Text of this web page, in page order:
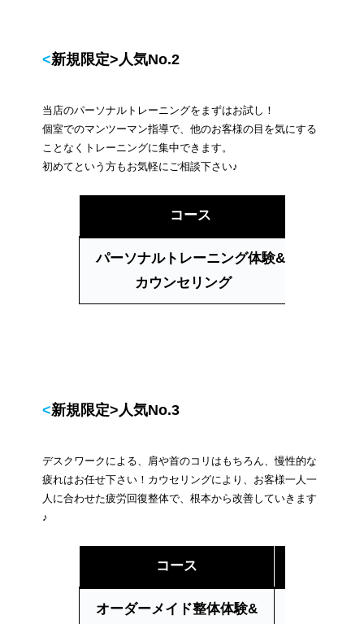
<新規限定>人気No.2
当店のパーソナルトレーニングをまずはお試し！
個室でのマンツーマン指導で、他のお客様の目を気にする
ことなくトレーニングに集中できます。
初めてという方もお気軽にご相談下さい♪
コース
パーソナルトレーニング体験&
カウンセリング
<新規限定>人気No.3
デスクワークによる、肩や首のコリはもちろん、慢性的な
疲れはお任せ下さい！カウセリングにより、お客様一人一
人に合わせた疲労回復整体で、根本から改善していきます
♪
コース
オーダーメイド整体体験&